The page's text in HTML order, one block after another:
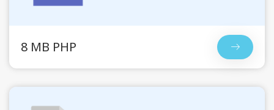
8 MB PHP